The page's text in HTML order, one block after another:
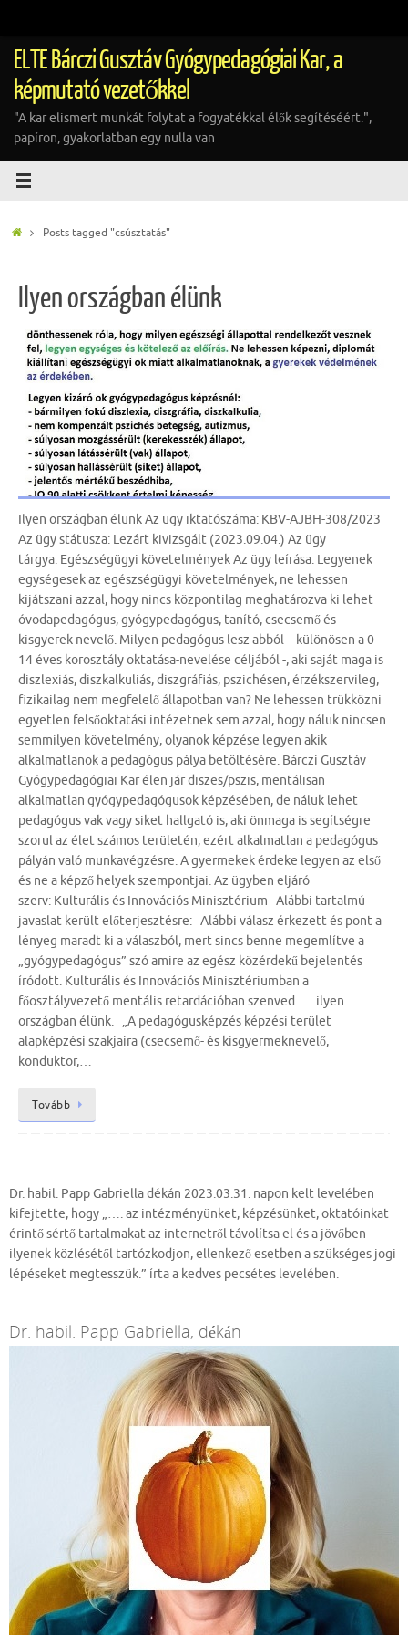
tartalomra
ELTE Bárczi Gusztáv Gyógypedagógiai Kar, a
képmutató vezetőkkel
"A kar elismert munkát folytat a fogyatékkal élők segítéséért.",
papíron, gyakorlatban egy nulla van
HomePosts tagged "csúsztatás"
Ilyen országban élünk
Ilyen országban élünk Az ügy iktatószáma: KBV-AJBH-308/2023
Az ügy státusza: Lezárt kivizsgált (2023.09.04.) Az ügy
tárgya: Egészségügyi követelmények Az ügy leírása: Legyenek
egységesek az egészségügyi követelmények, ne lehessen
kijátszani azzal, hogy nincs központilag meghatározva ki lehet
óvodapedagógus, gyógypedagógus, tanító, csecsemő és
kisgyerek nevelő. Milyen pedagógus lesz abból – különösen a 0-
14 éves korosztály oktatása-nevelése céljából -, aki saját maga is
diszlexiás, diszkalkuliás, diszgráfiás, pszichésen, érzékszervileg,
fizikailag nem megfelelő állapotban van? Ne lehessen trükközni
egyetlen felsőoktatási intézetnek sem azzal, hogy náluk nincsen
semmilyen követelmény, olyanok képzése legyen akik
alkalmatlanok a pedagógus pálya betöltésére. Bárczi Gusztáv
Gyógypedagógiai Kar élen jár diszes/pszis, mentálisan
alkalmatlan gyógypedagógusok képzésében, de náluk lehet
pedagógus vak vagy siket hallgató is, aki önmaga is segítségre
szorul az élet számos területén, ezért alkalmatlan a pedagógus
pályán való munkavégzésre. A gyermekek érdeke legyen az első
és ne a képző helyek szempontjai. Az ügyben eljáró
szerv: Kulturális és Innovációs Minisztérium Alábbi tartalmú
javaslat került előterjesztésre: Alábbi válasz érkezett és pont a
lényeg maradt ki a válaszból, mert sincs benne megemlítve a
„gyógypedagógus” szó amire az egész közérdekű bejelentés
íródott. Kulturális és Innovációs Minisztériumban a
főosztályvezető mentális retardációban szenved …. ilyen
országban élünk. „A pedagógusképzés képzési terület
alapképzési szakjaira (csecsemő- és kisgyermeknevelő,
konduktor,…
Tovább
Dr. habil. Papp Gabriella dékán 2023.03.31. napon kelt levelében
kifejtette, hogy „…. az intézményünket, képzésünket, oktatóinkat
érintő sértő tartalmakat az internetről távolítsa el és a jövőben
ilyenek közlésétől tartózkodjon, ellenkező esetben a szükséges jogi
lépéseket megtesszük.” írta a kedves pecsétes levelében.
Dr. habil. Papp Gabriella, dékán